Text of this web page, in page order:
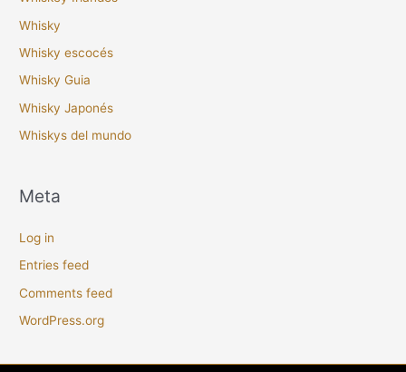
Whisky
Whisky escocés
Whisky Guia
Whisky Japonés
Whiskys del mundo
Meta
Log in
Entries feed
Comments feed
WordPress.org